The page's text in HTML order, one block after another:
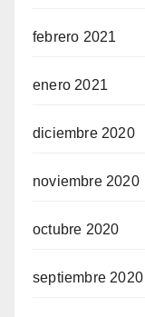
febrero 2021
enero 2021
diciembre 2020
noviembre 2020
octubre 2020
septiembre 2020